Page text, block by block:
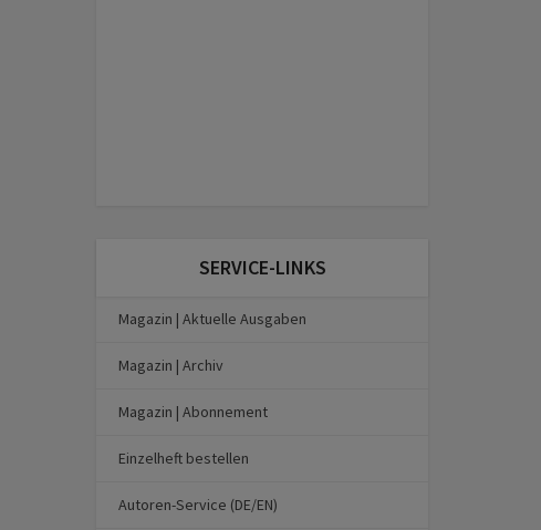
SERVICE-LINKS
Magazin | Aktuelle Ausgaben
Magazin | Archiv
Magazin | Abonnement
Einzelheft bestellen
Autoren-Service (DE/EN)